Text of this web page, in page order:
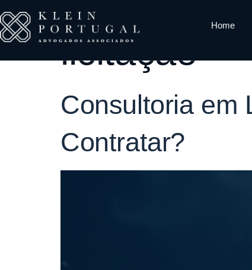
Home
licitação
Consultoria em
Contratar?